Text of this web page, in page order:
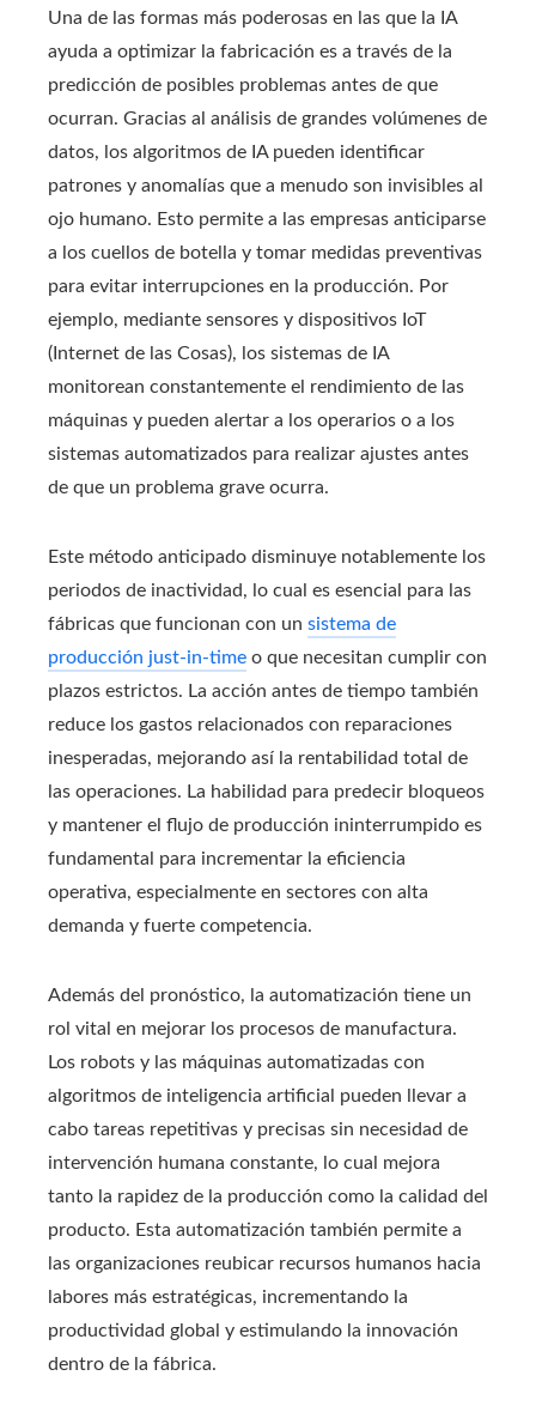
Una de las formas más poderosas en las que la IA
ayuda a optimizar la fabricación es a través de la
predicción de posibles problemas antes de que
ocurran. Gracias al análisis de grandes volúmenes de
datos, los algoritmos de IA pueden identificar
patrones y anomalías que a menudo son invisibles al
ojo humano. Esto permite a las empresas anticiparse
a los cuellos de botella y tomar medidas preventivas
para evitar interrupciones en la producción. Por
ejemplo, mediante sensores y dispositivos IoT
(Internet de las Cosas), los sistemas de IA
monitorean constantemente el rendimiento de las
máquinas y pueden alertar a los operarios o a los
sistemas automatizados para realizar ajustes antes
de que un problema grave ocurra.
Este método anticipado disminuye notablemente los
periodos de inactividad, lo cual es esencial para las
fábricas que funcionan con un sistema de
producción just-in-time o que necesitan cumplir con
plazos estrictos. La acción antes de tiempo también
reduce los gastos relacionados con reparaciones
inesperadas, mejorando así la rentabilidad total de
las operaciones. La habilidad para predecir bloqueos
y mantener el flujo de producción ininterrumpido es
fundamental para incrementar la eficiencia
operativa, especialmente en sectores con alta
demanda y fuerte competencia.
Además del pronóstico, la automatización tiene un
rol vital en mejorar los procesos de manufactura.
Los robots y las máquinas automatizadas con
algoritmos de inteligencia artificial pueden llevar a
cabo tareas repetitivas y precisas sin necesidad de
intervención humana constante, lo cual mejora
tanto la rapidez de la producción como la calidad del
producto. Esta automatización también permite a
las organizaciones reubicar recursos humanos hacia
labores más estratégicas, incrementando la
productividad global y estimulando la innovación
dentro de la fábrica.